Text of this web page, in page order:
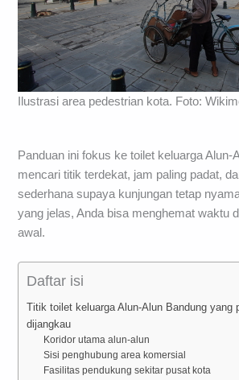
Ilustrasi area pedestrian kota. Foto:
Panduan ini fokus ke toilet keluarga Alun-
mencari titik terdekat, jam paling padat,
sederhana supaya kunjungan tetap
yang jelas, Anda bisa menghemat waktu
awal.
Daftar isi
Titik toilet keluarga Alun-Alun Bandung yang
dijangkau
Koridor utama alun-alun
Sisi penghubung area komersial
Fasilitas pendukung sekitar pusat kota